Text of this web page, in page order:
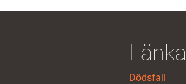
Dödsfall